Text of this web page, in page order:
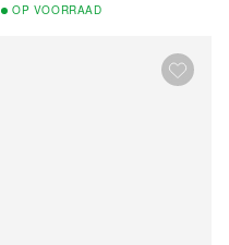
OP VOORRAAD